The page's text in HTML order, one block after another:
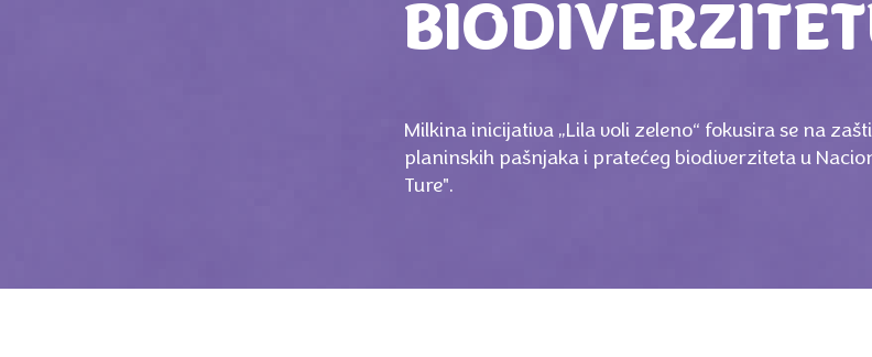
Milkina inicijativa „Lila voli zeleno“ fokusira se na
planinskih pašnjaka i pratećeg biodiverziteta u
Ture".